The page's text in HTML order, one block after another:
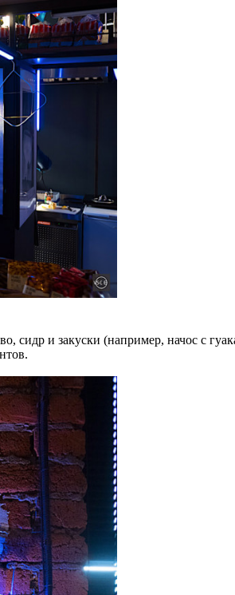
сидр и закуски (например, начос с